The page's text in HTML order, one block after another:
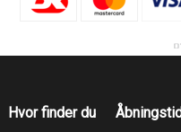
Hvor finder du